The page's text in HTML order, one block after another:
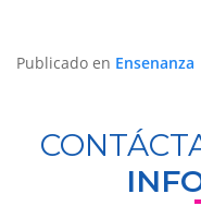
Publicado en Ensenanza